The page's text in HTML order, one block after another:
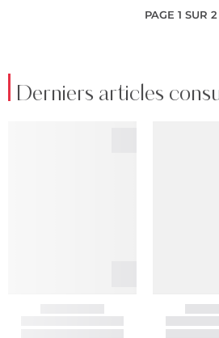
PAGE 1 SUR 2
Derniers articles